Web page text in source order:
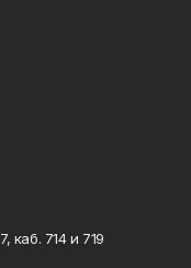
каб. 714 и 719